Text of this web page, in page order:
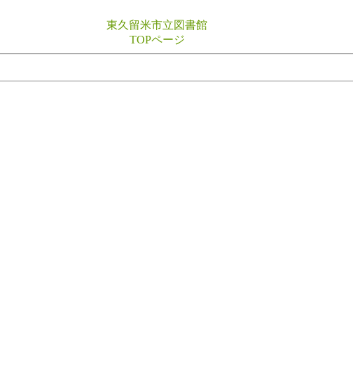
東久留米市立図書館
TOPページ